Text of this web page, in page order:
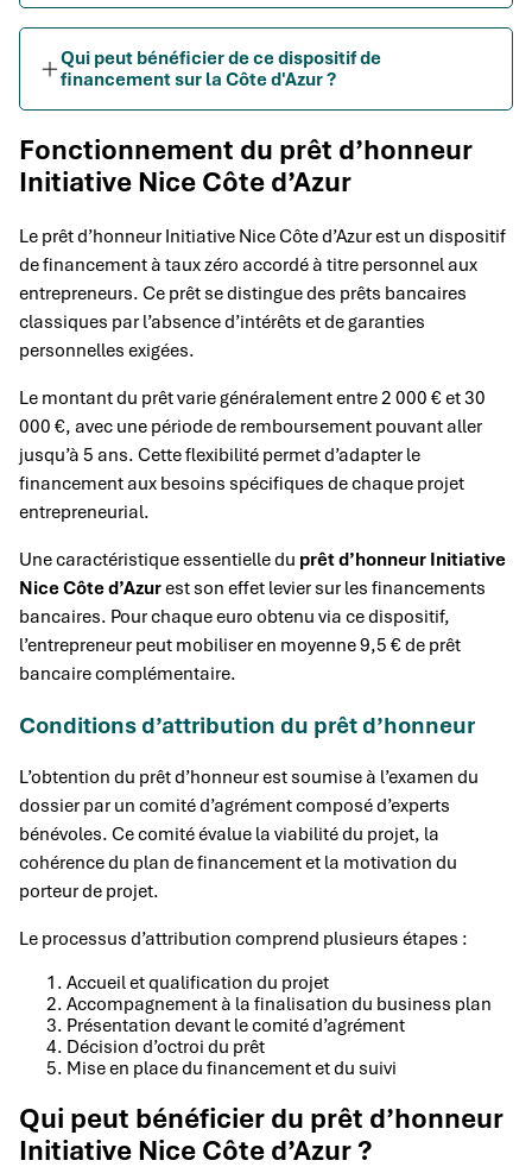
Qui peut bénéficier de ce dispositif de
financement sur la Côte d'Azur ?
Fonctionnement du prêt d’honneur
Initiative Nice Côte d’Azur
Le prêt d’honneur Initiative Nice Côte d’Azur est un dispositif
de financement à taux zéro accordé à titre personnel aux
entrepreneurs. Ce prêt se distingue des prêts bancaires
classiques par l’absence d’intérêts et de garanties
personnelles exigées.
Le montant du prêt varie généralement entre 2 000 € et 30
000 €, avec une période de remboursement pouvant aller
jusqu’à 5 ans. Cette flexibilité permet d’adapter le
financement aux besoins spécifiques de chaque projet
entrepreneurial.
Une caractéristique essentielle du prêt d’honneur Initiative
Nice Côte d’Azurest son effet levier sur les financements
bancaires. Pour chaque euro obtenu via ce dispositif,
l’entrepreneur peut mobiliser en moyenne 9,5 € de prêt
bancaire complémentaire.
Conditions d’attribution du prêt d’honneur
L’obtention du prêt d’honneur est soumise à l’examen du
dossier par un comité d’agrément composé d’experts
bénévoles. Ce comité évalue la viabilité du projet, la
cohérence du plan de financement et la motivation du
porteur de projet.
Le processus d’attribution comprend plusieurs étapes :
Accueil et qualification du projet
Accompagnement à la finalisation du business plan
Présentation devant le comité d’agrément
Décision d’octroi du prêt
Mise en place du financement et du suivi
Qui peut bénéficier du prêt d’honneur
Initiative Nice Côte d’Azur ?